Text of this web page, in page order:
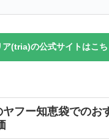
ア(tria)の公式サイトはこち
ヤフー知恵袋でのお